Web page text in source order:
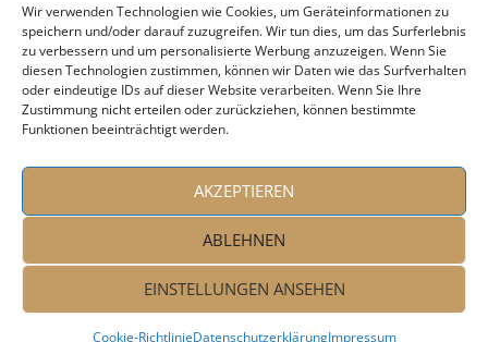
Wir verwenden Technologien wie Cookies, um Geräteinformationen zu
speichern und/oder darauf zuzugreifen. Wir tun dies, um das Surferlebnis
zu verbessern und um personalisierte Werbung anzuzeigen. Wenn Sie
diesen Technologien zustimmen, können wir Daten wie das Surfverhalten
oder eindeutige IDs auf dieser Website verarbeiten. Wenn Sie Ihre
Zustimmung nicht erteilen oder zurückziehen, können bestimmte
Funktionen beeinträchtigt werden.
AKZEPTIEREN
ABLEHNEN
EINSTELLUNGEN ANSEHEN
Coo­kie-Richt­li­nieDaten­schutz­er­klä­rungImpressum
Beschreibung
Sei­ten: 68